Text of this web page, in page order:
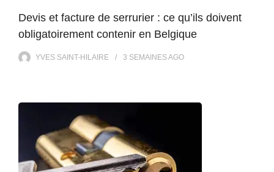
Devis et facture de serrurier : ce qu’ils doivent
obligatoirement contenir en Belgique
YVES SAINT-HILAIRE 3 SEMAINESAGO